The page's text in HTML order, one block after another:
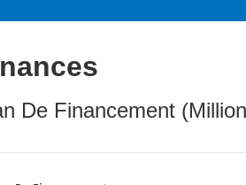
De Financement